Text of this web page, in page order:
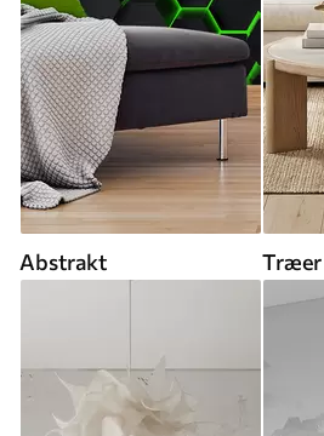
Abstrakt Træer